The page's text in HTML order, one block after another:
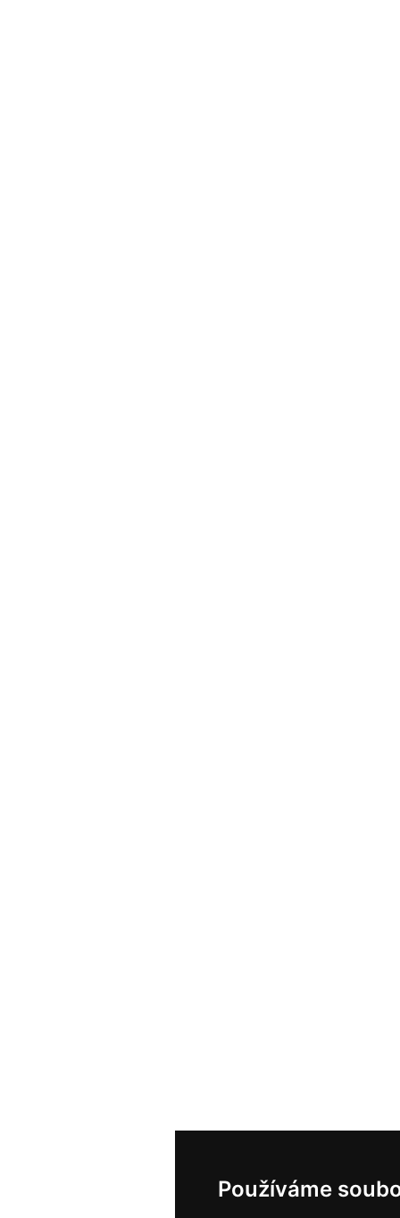
Používáme